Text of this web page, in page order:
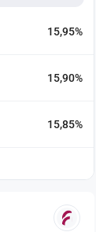
15,95%
15,90%
15,85%